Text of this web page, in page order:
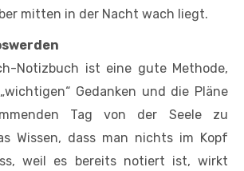
mitten in der Nacht wach liegt.
Notizbuch ist eine gute Methode,
Gedanken und die Pläne
Tag von der Seele zu
Wissen, dass man nichts im Kopf
weil es bereits notiert ist, wirkt